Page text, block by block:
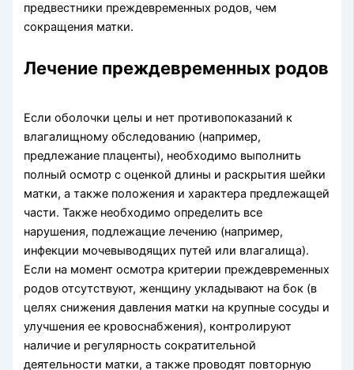
предвестники преждевременных родов, чем
сокращения матки.
Лечение преждевременных родов
Если оболочки целы и нет противопоказаний к
влагалищному обследованию (например,
предлежание плаценты), необходимо выполнить
полный осмотр с оценкой длины и раскрытия шейки
матки, а также положения и характера предлежащей
части. Также необходимо определить все
нарушения, подлежащие лечению (например,
инфекции мочевыводящих путей или влагалища).
Если на момент осмотра критерии преждевременных
родов отсутствуют, женщину укладывают на бок (в
целях снижения давления матки на крупные сосуды и
улучшения ее кровоснабжения), контролируют
наличие и регулярность сократительной
деятельности матки, а также проводят повторную